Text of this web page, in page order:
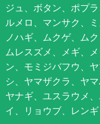
ジュ、ボタン、ポプ
ルメロ、マンサク、
ノハギ、ムクゲ、ム
ムレスズメ、メギ、
ン、モミジバフウ、
シ、ヤマザクラ、ヤ
ヤナギ、ユスラウメ
イ、リョウブ、レン